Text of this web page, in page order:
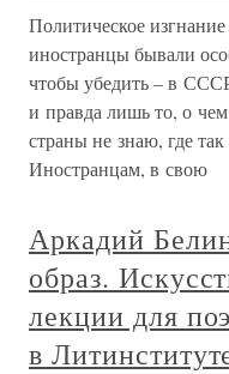
Политическое
иностранцы бывали
чтобы убедить – в
и правда лишь то, о
страны не знаю, где
Иностранцам, в свою
Аркадий
образ.
лекции для
в